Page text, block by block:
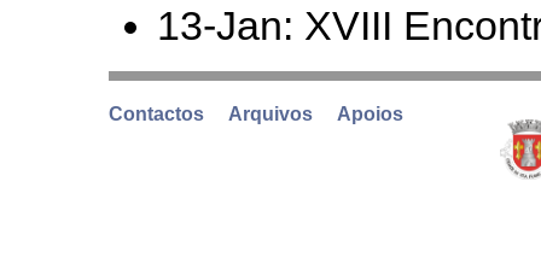
13-Jan: XVIII
Contactos Arquivos Apoios